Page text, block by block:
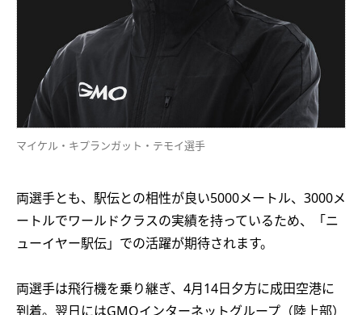
マイケル・キプランガット・テモイ選手
両選手とも、駅伝との相性が良い5000メートル、3000メ
ートルでワールドクラスの実績を持っているため、「ニ
ューイヤー駅伝」での活躍が期待されます。
両選手は飛行機を乗り継ぎ、4月14日夕方に成田空港に
到着。翌日にはGMOインターネットグループ（陸上部）